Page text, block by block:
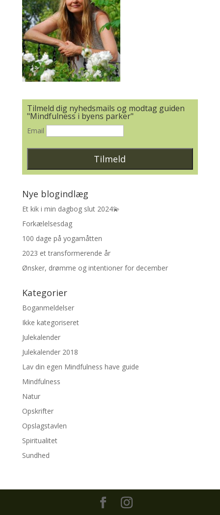
Tilmeld dig nyhedsmails og modtag guiden
"Mindfulness i byens parker"
Email
Nye blogindlæg
Et kik i min dagbog slut 2024💫
Forkælelsesdag
100 dage på yogamåtten
2023 et transformerende år
Ønsker, drømme og intentioner for december
Kategorier
Boganmeldelser
Ikke kategoriseret
Julekalender
Julekalender 2018
Lav din egen Mindfulness have guide
Mindfulness
Natur
Opskrifter
Opslagstavlen
Spiritualitet
Sundhed